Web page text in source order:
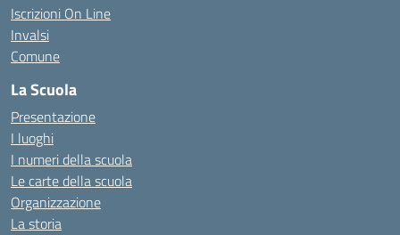
Iscrizioni On Line
Invalsi
Comune
La Scuola
Presentazione
I luoghi
I numeri della scuola
Le carte della scuola
Organizzazione
La storia